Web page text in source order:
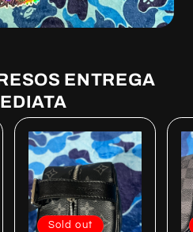
ENTREGA
Sold out